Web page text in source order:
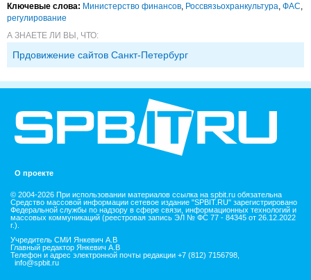
Ключевые слова: Министерство финансов Россвязьохранкультура ФАС
регулирование
А ЗНАЕТЕ ЛИ ВЫ, ЧТО:
Прдовижение сайтов Санкт-Петербург
О проекте
© 2004-2026 При использовании материалов ссылка на spbit.ru обязательна
Средство массовой информации сетевое издание "SPBIT.RU" зарегистрировано
Федеральной службы по надзору в сфере связи, информационных технологий и
массовых коммуникаций (реестровая запись ЭЛ № ФС 77 - 84345 от 26.12.2022
г.).
Учредитель СМИ Янкевич А.В
Главный редактор Янкевич А.В
Телефон и адрес электронной почты редакции +7 (812) 7156798,
info@spbit.ru